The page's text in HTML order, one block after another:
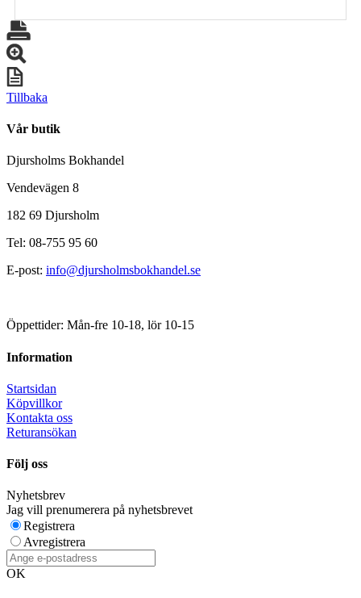
Tillbaka
Vår butik
Djursholms Bokhandel
Vendevägen 8
182 69 Djursholm
Tel: 08-755 95 60
E-post: info@djursholmsbokhandel.se
Öppettider: Mån-fre 10-18, lör 10-15
Information
Startsidan
Köpvillkor
Kontakta oss
Returansökan
Följ oss
Nyhetsbrev
Jag vill prenumerera på nyhetsbrevet
Registrera
Avregistrera
OK